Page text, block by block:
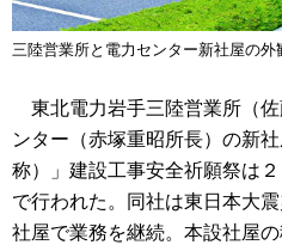
三陸営業所と電力センター新社屋の外
東北電力岩手三陸営業所（
ンター（赤塚重昭所長）の新
称）」建設工事安全祈願祭は
で行われた。同社は東日本大
社屋で業務を継続。本設社屋